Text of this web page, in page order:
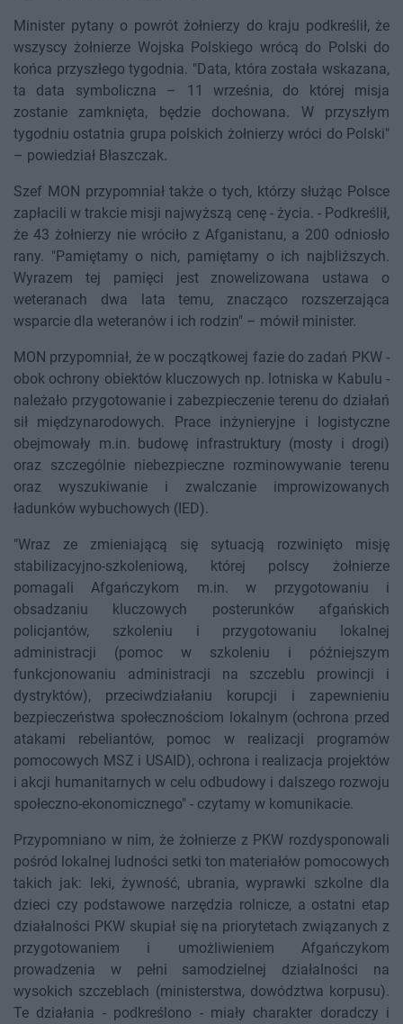
Minister pytany o powrót żołnierzy do kraju podkreślił, że
wszyscy żołnierze Wojska Polskiego wrócą do Polski do
końca przyszłego tygodnia. "Data, która została wskazana,
ta data symboliczna – 11 września, do której misja
zostanie zamknięta, będzie dochowana. W przyszłym
tygodniu ostatnia grupa polskich żołnierzy wróci do Polski"
– powiedział Błaszczak.
Szef MON przypomniał także o tych, którzy służąc Polsce
zapłacili w trakcie misji najwyższą cenę - życia. - Podkreślił,
że 43 żołnierzy nie wróciło z Afganistanu, a 200 odniosło
rany. "Pamiętamy o nich, pamiętamy o ich najbliższych.
Wyrazem tej pamięci jest znowelizowana ustawa o
weteranach dwa lata temu, znacząco rozszerzająca
wsparcie dla weteranów i ich rodzin" – mówił minister.
MON przypomniał, że w początkowej fazie do zadań PKW -
obok ochrony obiektów kluczowych np. lotniska w Kabulu -
należało przygotowanie i zabezpieczenie terenu do działań
sił międzynarodowych. Prace inżynieryjne i logistyczne
obejmowały m.in. budowę infrastruktury (mosty i drogi)
oraz szczególnie niebezpieczne rozminowywanie terenu
oraz wyszukiwanie i zwalczanie improwizowanych
ładunków wybuchowych (IED).
"Wraz ze zmieniającą się sytuacją rozwinięto misję
stabilizacyjno-szkoleniową, której polscy żołnierze
pomagali Afgańczykom m.in. w przygotowaniu i
obsadzaniu kluczowych posterunków afgańskich
policjantów, szkoleniu i przygotowaniu lokalnej
administracji (pomoc w szkoleniu i późniejszym
funkcjonowaniu administracji na szczeblu prowincji i
dystryktów), przeciwdziałaniu korupcji i zapewnieniu
bezpieczeństwa społecznościom lokalnym (ochrona przed
atakami rebeliantów, pomoc w realizacji programów
pomocowych MSZ i USAID), ochrona i realizacja projektów
i akcji humanitarnych w celu odbudowy i dalszego rozwoju
społeczno-ekonomicznego" - czytamy w komunikacie.
Przypomniano w nim, że żołnierze z PKW rozdysponowali
pośród lokalnej ludności setki ton materiałów pomocowych
takich jak: leki, żywność, ubrania, wyprawki szkolne dla
dzieci czy podstawowe narzędzia rolnicze, a ostatni etap
działalności PKW skupiał się na priorytetach związanych z
przygotowaniem i umożliwieniem Afgańczykom
prowadzenia w pełni samodzielnej działalności na
wysokich szczeblach (ministerstwa, dowództwa korpusu).
Te działania - podkreślono - miały charakter doradczy i